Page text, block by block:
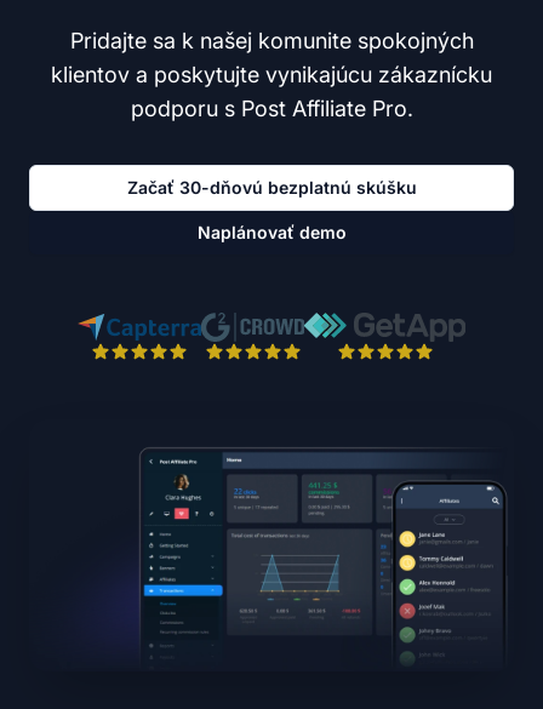
Pridajte sa k našej komunite spokojných
klientov a poskytujte vynikajúcu zákaznícku
podporu s Post Affiliate Pro.
Začať 30-dňovú bezplatnú skúšku
Naplánovať demo